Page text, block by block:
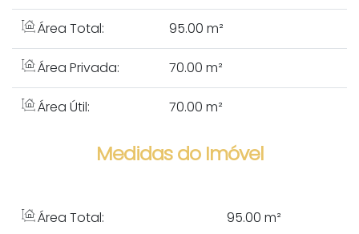
Área Total: 95.00 m²
Área Privada: 70.00 m²
Área Útil: 70.00 m²
Medidas do Imóvel
Área Total: 95.00 m²